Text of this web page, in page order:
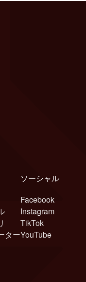
ター
ソーシャル
Facebook
Instagram
TikTok
YouTube